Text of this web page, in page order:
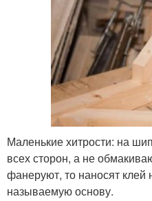
Маленькие хитрости: на
всех сторон, а не
фанеруют, то наносят клей
называемую основу.